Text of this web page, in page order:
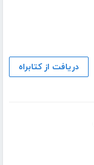
دریافت از کتابراه